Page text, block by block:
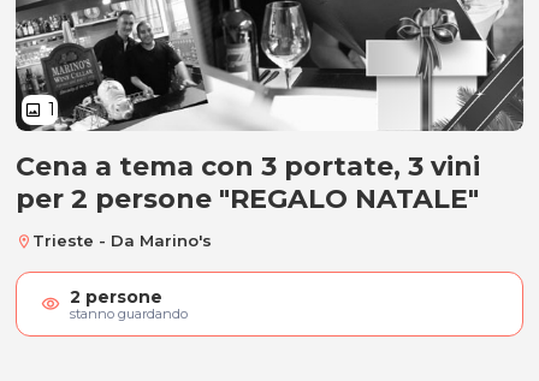
image 1
Cena a tema con 3 portate, 3 vini
Cena a tema con 3 portate, 3 vini
per 2 persone "REGALO NATALE"
location_on Trieste - Da Marino's
visibility 2 persone
stanno guardando